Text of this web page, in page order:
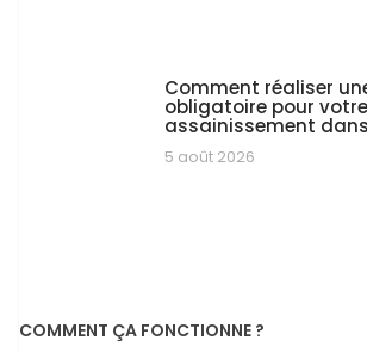
Comment réaliser
obligatoire pour votre
assainissement
5 août 2026
COMMENT ÇA FONCTIONNE ?